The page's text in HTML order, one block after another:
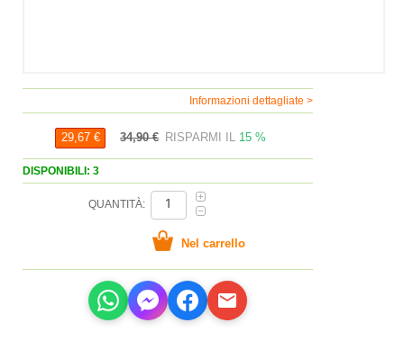
Informazioni dettagliate >
29,67 € 34,90 € RISPARMI IL 15 %
DISPONIBILI: 3
QUANTITÀ: